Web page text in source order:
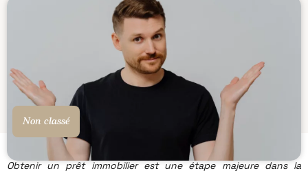
Non classé
Obtenir un prêt immobilier est une étape majeure dans la